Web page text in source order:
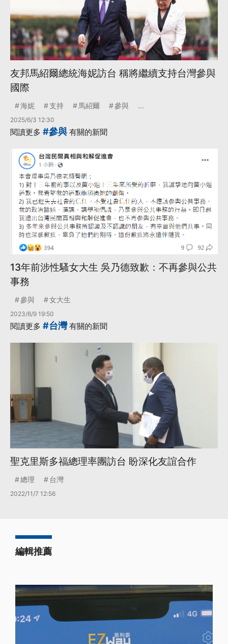
友邦馬紹爾總統海妮訪台 稱將繼續支持台灣參與
國際
海妮 支持 馬紹爾 參與 ...
2025/6/3 12:30
閱讀更多 #參與 有關的新聞
13年前涉性騷女大生 吳乃德致歉：不再參與公共
事務
參與 女大生
2023/6/9 19:50
閱讀更多 #台灣有關的新聞
聖克里斯多福總理率團訪台 盼深化友誼合作
總理 台灣
2022/11/7 12:56
編輯推薦